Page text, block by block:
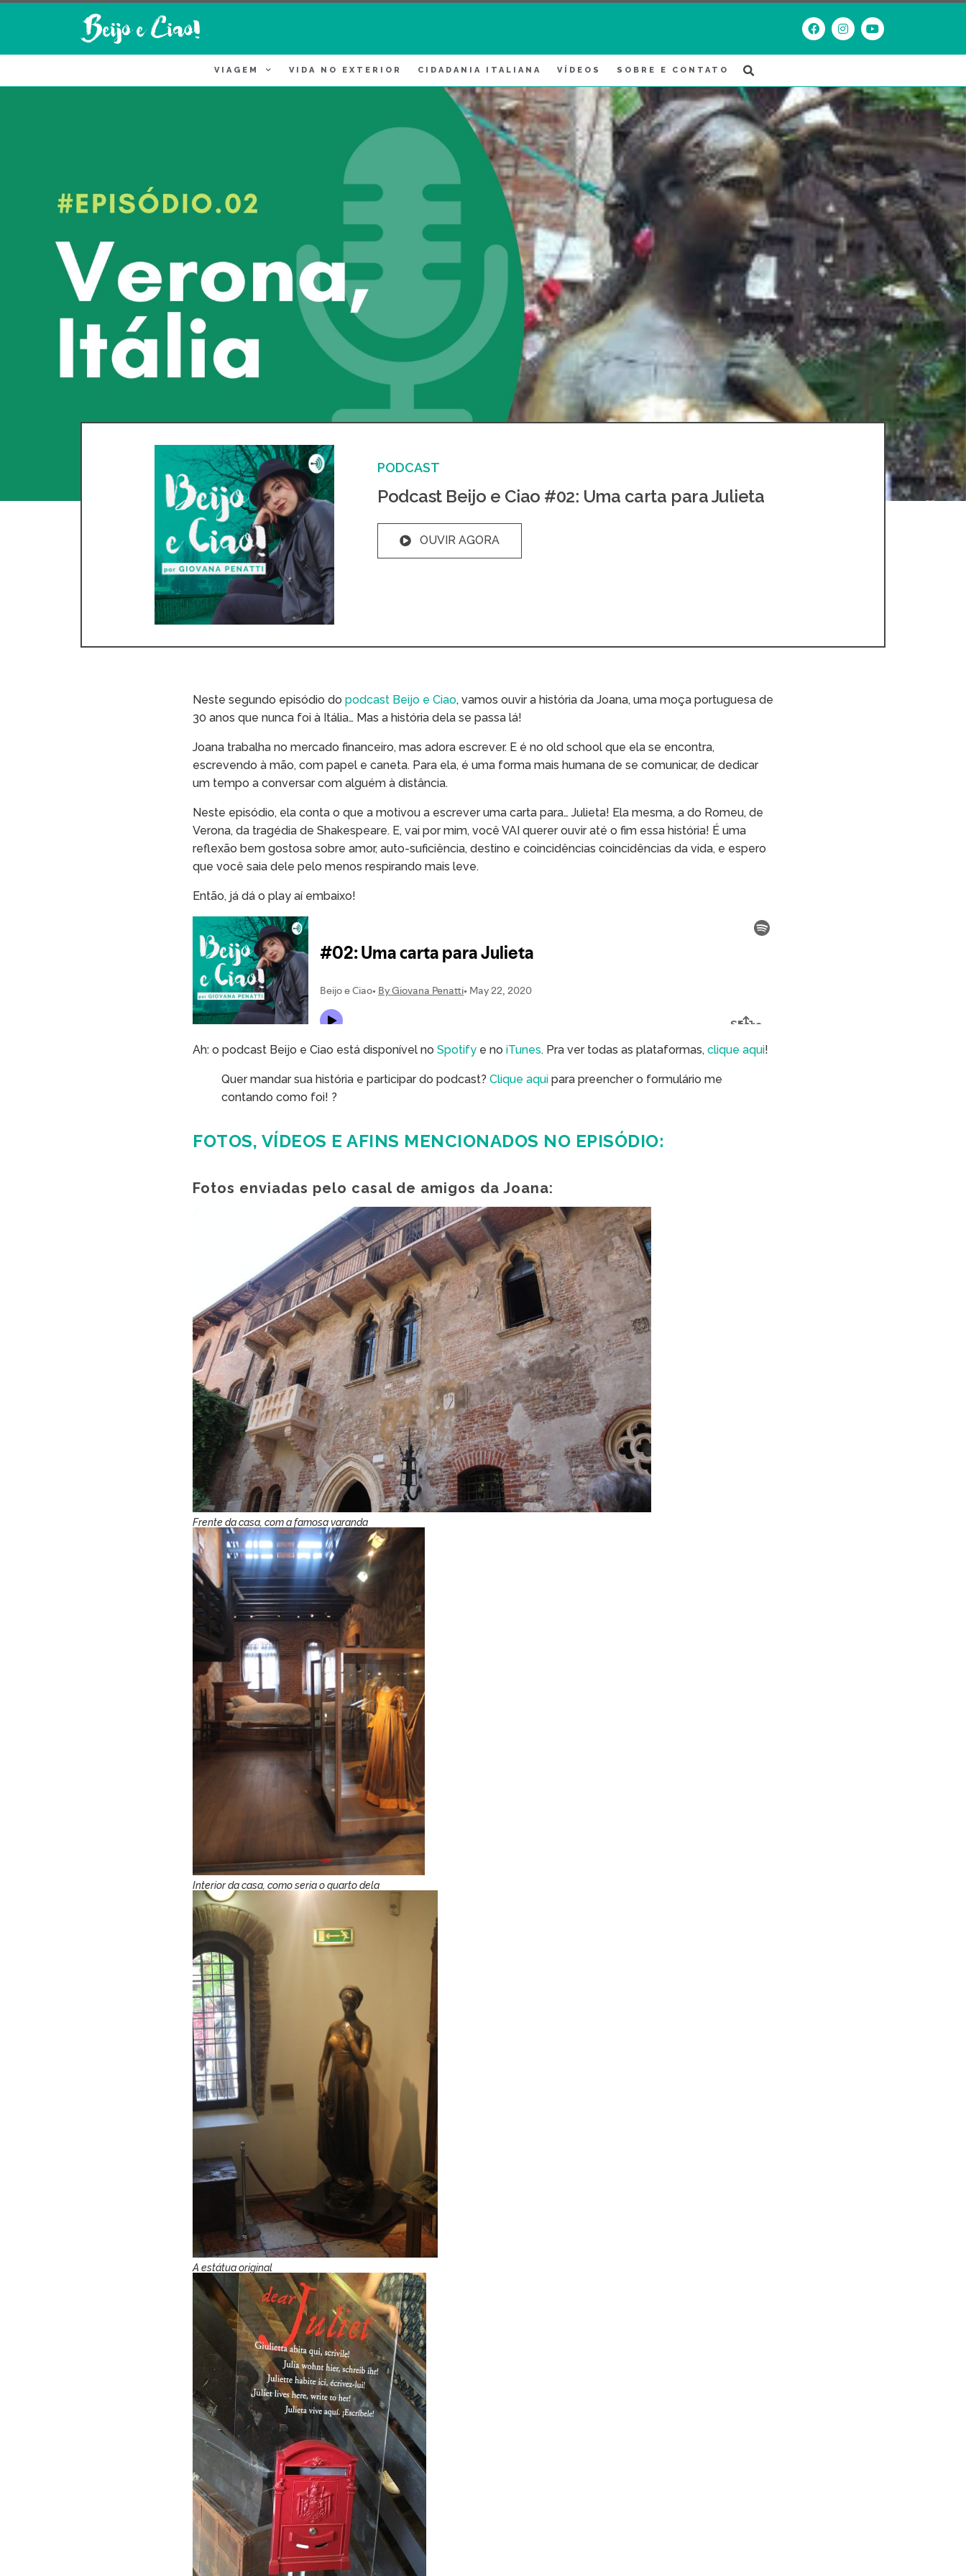
VIAGEM VIDA NO EXTERIOR CIDADANIA ITALIANA VÍDEOS SOBRE E CONTATO
PODCAST
Podcast Beijo e Ciao #02: Uma carta para Julieta
OUVIR AGORA
Neste segundo episódio do podcast Beijo e Ciao, vamos ouvir a história da Joana, uma moça portuguesa de
30 anos que nunca foi à Itália… Mas a história dela se passa lá!
Joana trabalha no mercado financeiro, mas adora escrever. E é no old school que ela se encontra,
escrevendo à mão, com papel e caneta. Para ela, é uma forma mais humana de se comunicar, de dedicar
um tempo a conversar com alguém à distância.
Neste episódio, ela conta o que a motivou a escrever uma carta para… Julieta! Ela mesma, a do Romeu, de
Verona, da tragédia de Shakespeare. E, vai por mim, você VAI querer ouvir até o fim essa história! É uma
reflexão bem gostosa sobre amor, auto-suficiência, destino e coincidências coincidências da vida, e espero
que você saia dele pelo menos respirando mais leve.
Então, já dá o play aí embaixo!
Ah: o podcast Beijo e Ciao está disponível no Spotify e no iTunes. Pra ver todas as plataformas, clique aqui!
Quer mandar sua história e participar do podcast? Clique aqui para preencher o formulário me
contando como foi! ?
FOTOS, VÍDEOS E AFINS MENCIONADOS NO EPISÓDIO:
Fotos enviadas pelo casal de amigos da Joana:
Frente da casa, com a famosa varanda
Interior da casa, como seria o quarto dela
A estátua original